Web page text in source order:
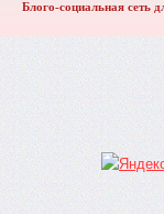
Блого-социальная сеть